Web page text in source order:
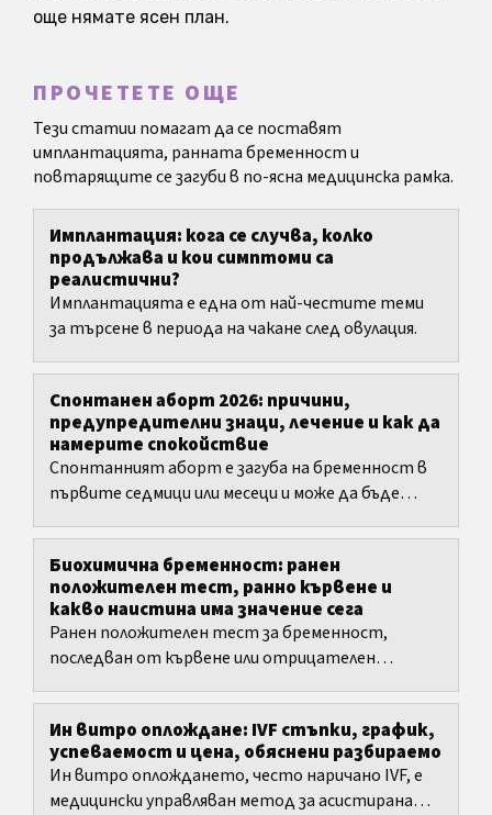
още нямате ясен план.
ПРОЧЕТЕТЕ ОЩЕ
Тези статии помагат да се поставят
имплантацията, ранната бременност и
повтарящите се загуби в по-ясна медицинска рамка.
Имплантация: кога се случва, колко
продължава и кои симптоми са
реалистични?
Имплантацията е една от най-честите теми
за търсене в периода на чакане след овулация.
Спонтанен аборт 2026: причини,
предупредителни знаци, лечение и как да
намерите спокойствие
Спонтанният аборт е загуба на бременност в
първите седмици или месеци и може да бъде
емоционално.
Биохимична бременност: ранен
положителен тест, ранно кървене и
какво наистина има значение сега
Ранен положителен тест за бременност,
последван от кървене или отрицателен
надежда, объркване и тревога.
Ин витро оплождане: IVF стъпки, график,
успеваемост и цена, обяснени разбираемо
Ин витро оплождането, често наричано IVF, е
медицински управляван метод за асистирана